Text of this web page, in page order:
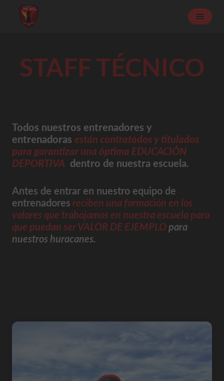
STAFF TÉCNICO
Todos nuestros entrenadores y
entrenadoras están contratados y titulados
para garantizar una óptima EDUCACIÓN
DEPORTIVA dentro de nuestra escuela.
Antes de entrar en nuestro equipo de
entrenadores reciben una formación en los
valores que trabajamos en nuestra escuela para
que puedan ser VALOR DE EJEMPLO para
nuestros huracanes.